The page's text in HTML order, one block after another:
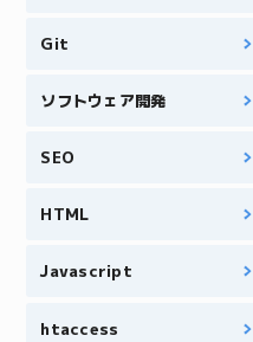
Git
ソフトウェア開発
SEO
HTML
Javascript
htaccess